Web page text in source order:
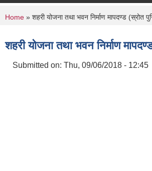
You are here
Home » शहरी योजना तथा भवन निर्माण मापदण्ड (स्रोत
शहरी योजना तथा भवन निर्माण
Submitted on: Thu, 09/06/2018 - 12:45